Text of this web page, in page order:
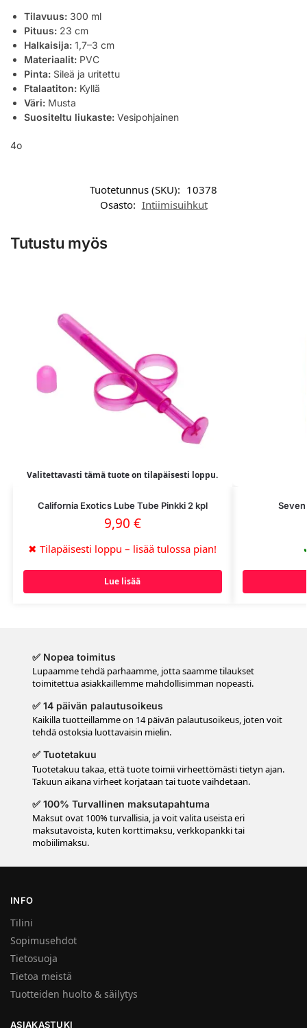
Tilavuus: 300 ml
Pituus: 23 cm
Halkaisija: 1,7–3 cm
Materiaalit: PVC
Pinta: Sileä ja uritettu
Ftalaatiton: Kyllä
Väri: Musta
Suositeltu liukaste: Vesipohjainen
4o
Tuotetunnus (SKU): 10378
Osasto: Intiimisuihkut
Tutustu myös
Valitettavasti tämä tuote on tilapäisesti loppu.
California Exotics Lube Tube Pinkki 2 kpl
9,90 €
✖ Tilapäisesti loppu – lisää tulossa pian!
Lue lisää
✅ Nopea toimitus
Lupaamme tehdä parhaamme, jotta saamme tilaukset
toimitettua asiakkaillemme mahdollisimman nopeasti.
✅ 14 päivän palautusoikeus
Kaikilla tuotteillamme on 14 päivän palautusoikeus, joten voit
tehdä ostoksia luottavaisin mielin.
✅ Tuotetakuu
Tuotetakuu takaa, että tuote toimii virheettömästi tietyn ajan.
Takuun aikana virheet korjataan tai tuote vaihdetaan.
✅ 100% Turvallinen maksutapahtuma
Maksut ovat 100% turvallisia, ja voit valita useista eri
maksutavoista, kuten korttimaksu, verkkopankki tai
mobiilimaksu.
INFO
Tilini
Sopimusehdot
Tietosuoja
Tietoa meistä
Tuotteiden huolto & säilytys
ASIAKASTUKI